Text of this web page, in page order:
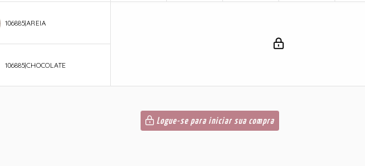
106885|AREIA
106885|CHOCOLATE
Logue-se para iniciar sua compra